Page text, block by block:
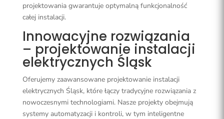
projektowania gwarantuje optymalną funkcjonalność
całej instalacji.
Innowacyjne rozwiązania
– projektowanie instalacji
elektrycznych Śląsk
Oferujemy zaawansowane projektowanie instalacji
elektrycznych Śląsk, które łączy tradycyjne rozwiązania z
nowoczesnymi technologiami. Nasze projekty obejmują
systemy automatyzacji i kontroli, w tym inteligentne